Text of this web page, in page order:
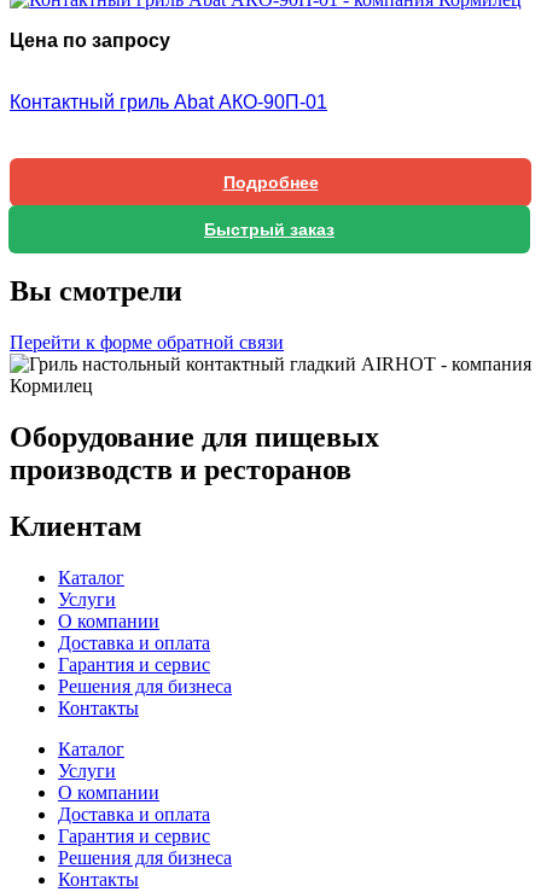
Цена по запросу
Контактный гриль Abat АКО-90П-01
Подробнее
Быстрый заказ
Вы смотрели
Перейти к форме обратной связи
Оборудование для пищевых
производств и ресторанов
Клиентам
Каталог
Услуги
О компании
Доставка и оплата
Гарантия и сервис
Решения для бизнеса
Контакты
Каталог
Услуги
О компании
Доставка и оплата
Гарантия и сервис
Решения для бизнеса
Контакты